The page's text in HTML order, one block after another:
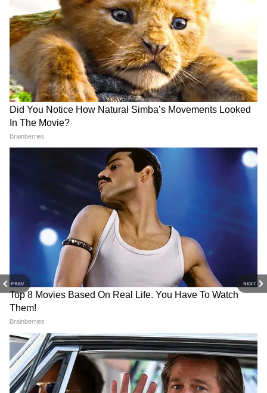
PREV NEXT
অধিনায়ক শুভমান গিল এবং সিনিয়র ক্রিকেটার
রোহিত শর্মা ওপেন করবেন, এটা প্রায় নিশ্চিত।
আইসিসি ওয়ানডে ব্যাটিং র‍্যাঙ্কিংয়ে রোহিত শর্মা
এখন ৪ নম্বরে আছেন। বাঁ-হাতি ব্যাটসম্যান যশস্বী
জয়সওয়াল দলে থাকলেও, প্রথম ম্যাচে তাঁর প্লেয়িং
ইলেভেনে জায়গা পাওয়া কঠিন।
আইসিসি ওয়ানডে ব্যাটিং র‍্যাঙ্কিংয়ে ২ নম্বরে থাকা
বিরাট কোহলি এই সিরিজে খেলছেন না। তাই তাঁর
৩ নম্বর পজিশনে ঈশান কিষাণকে নামানোর
সম্ভাবনা বেশি। ইশান কিষাণ শেষবার ২০২৩ সালের
১১ অক্টোবর দিল্লিতে এই আফগানিস্তান দলের
বিরুদ্ধেই বিশ্বকাপ ম্যাচে খেলেছিলেন।